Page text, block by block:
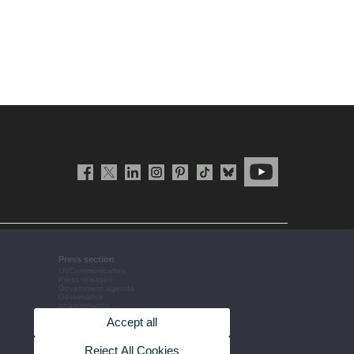
Press section
Corporative information
Accept all
Reject All Cookies